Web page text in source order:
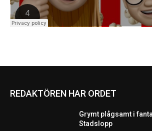
REDAKTÖREN HAR ORDET
Grymt plågsamt i
Stadslopp